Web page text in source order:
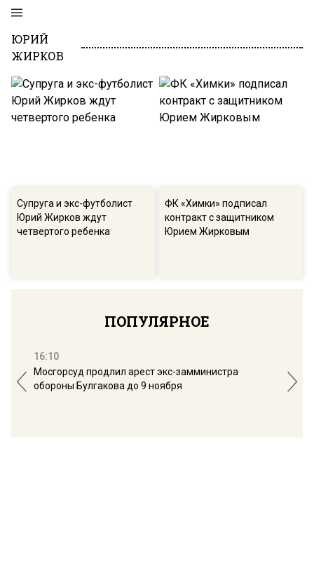
ЮРИЙ
ЖИРКОВ
Супруга и экс-футболист
Юрий Жирков ждут
четвертого ребенка
ФК «Химки» подписал
контракт с защитником
Юрием Жирковым
ПОПУЛЯРНОЕ
16:10
Мосгорсуд продлил арест экс-замминистра
обороны Булгакова до 9 ноября